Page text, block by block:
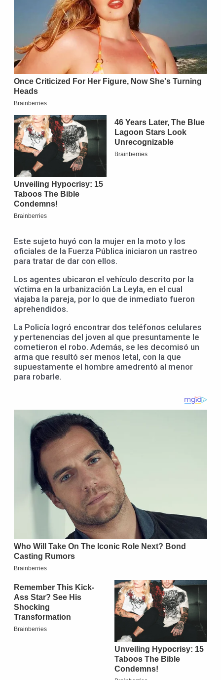
Este sujeto huyó con la mujer en la moto y los
oficiales de la Fuerza Pública iniciaron un rastreo
para tratar de dar con ellos.
Los agentes ubicaron el vehículo descrito por la
víctima en la urbanización La Leyla, en el cual
viajaba la pareja, por lo que de inmediato fueron
aprehendidos.
La Policía logró encontrar dos teléfonos celulares
y pertenencias del joven al que presuntamente le
cometieron el robo. Además, se les decomisó un
arma que resultó ser menos letal, con la que
supuestamente el hombre amedrentó al menor
para robarle.